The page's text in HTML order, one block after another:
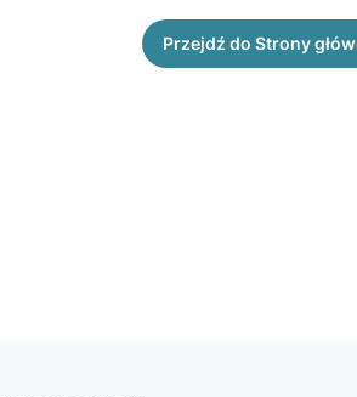
Przejdź do Strony